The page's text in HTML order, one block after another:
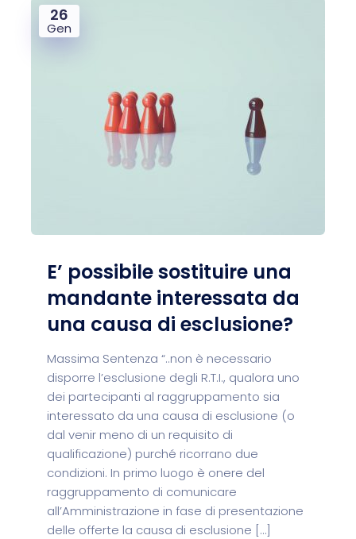
26
Gen
E’ possibile sostituire una
mandante interessata da
una causa di esclusione?
Massima Sentenza “..non è necessario
disporre l’esclusione degli R.T.I., qualora uno
dei partecipanti al raggruppamento sia
interessato da una causa di esclusione (o
dal venir meno di un requisito di
qualificazione) purché ricorrano due
condizioni. In primo luogo è onere del
raggruppamento di comunicare
all’Amministrazione in fase di presentazione
delle offerte la causa di esclusione […]